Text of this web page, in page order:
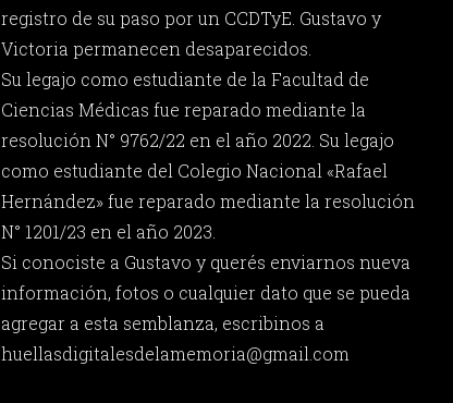
registro de su paso por un CCDTyE. Gustavo y
Victoria permanecen desaparecidos.
Su legajo como estudiante de la Facultad de
Ciencias Médicas fue reparado mediante la
resolución N° 9762/22 en el año 2022. Su legajo
como estudiante del Colegio Nacional «Rafael
Hernández» fue reparado mediante la resolución
N° 1201/23 en el año 2023.
Si conociste a Gustavo y querés enviarnos nueva
información, fotos o cualquier dato que se pueda
agregar a esta semblanza, escribinos a
huellasdigitalesdelamemoria@gmail.com